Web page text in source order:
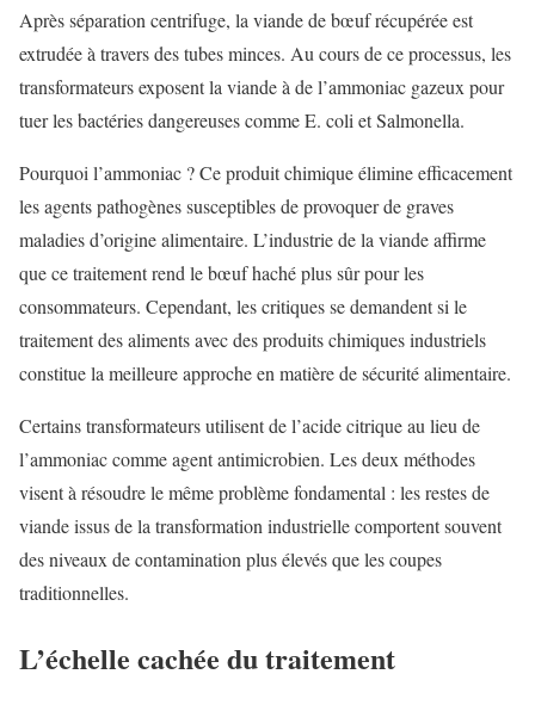
Après séparation centrifuge, la viande de bœuf récupérée est
extrudée à travers des tubes minces. Au cours de ce processus, les
transformateurs exposent la viande à de l’ammoniac gazeux pour
tuer les bactéries dangereuses comme E. coli et Salmonella.
Pourquoi l’ammoniac ? Ce produit chimique élimine efficacement
les agents pathogènes susceptibles de provoquer de graves
maladies d’origine alimentaire. L’industrie de la viande affirme
que ce traitement rend le bœuf haché plus sûr pour les
consommateurs. Cependant, les critiques se demandent si le
traitement des aliments avec des produits chimiques industriels
constitue la meilleure approche en matière de sécurité alimentaire.
Certains transformateurs utilisent de l’acide citrique au lieu de
l’ammoniac comme agent antimicrobien. Les deux méthodes
visent à résoudre le même problème fondamental : les restes de
viande issus de la transformation industrielle comportent souvent
des niveaux de contamination plus élevés que les coupes
traditionnelles.
L’échelle cachée du traitement